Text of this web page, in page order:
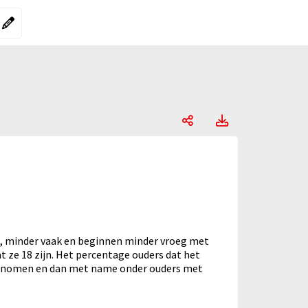
Ouderschap en
Ouderschap
vaak en beginnen minder vroeg met
ze 18 zijn. Het percentage ouders dat het
en dan met name onder ouders met